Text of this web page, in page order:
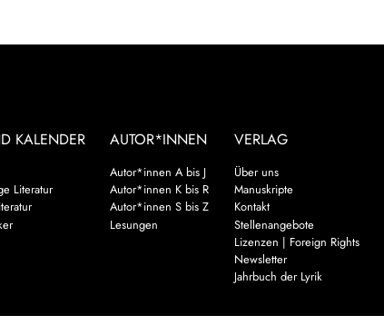
KALENDER
Literatur
AUTOR*INNEN
Autor*innen A bis J
Autor*innen K bis R
Autor*innen S bis Z
Lesungen
VERLAG
Über uns
Manuskripte
Kontakt
Stellenangebote
Lizenzen | Foreign Rights
Newsletter
Jahrbuch der Lyrik